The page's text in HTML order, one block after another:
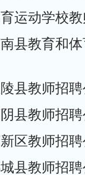
运动学校
县教育和
县教师招
县教师招
区教师招
县教师招